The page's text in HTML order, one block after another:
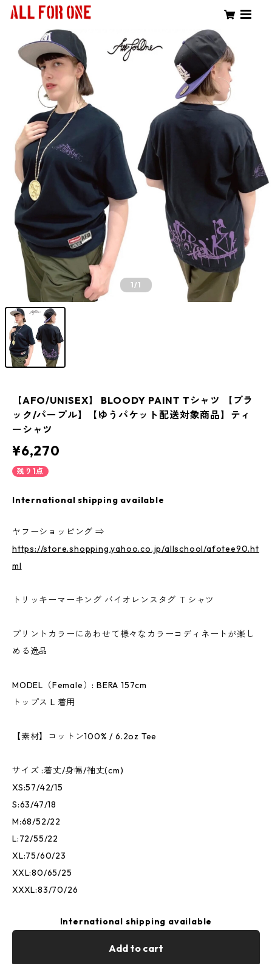
1/1
【AFO/UNISEX】 BLOODY PAINT Tシャツ 【ブラ
ック/パープル】【ゆうパケット配送対象商品】ティ
ーシャツ
¥6,270
残り1点
International shipping available
ヤフーショッピング ⇒
https://store.shopping.yahoo.co.jp/allschool/afotee90.ht
ml
トリッキーマーキング バイオレンスタグ Ｔシャツ
プリントカラーにあわせて様々なカラーコディネートが楽し
める逸品
MODEL（Female）: BERA 157cm
トップス L 着用
【素材】コットン100% / 6.2oz Tee
サイズ :着丈/身幅/袖丈(cm)
XS:57/42/15
S:63/47/18
M:68/52/22
L:72/55/22
XL:75/60/23
XXL:80/65/25
XXXL:83/70/26
International shipping available
Add to cart